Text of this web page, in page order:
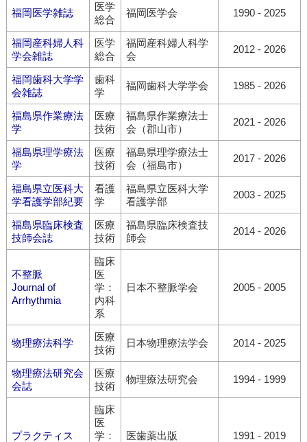
福岡医学雑誌
医学
総合
福岡医学会 1990 - 2025
福岡産科婦人科
学会雑誌
医学
総合
福岡産科婦人科学
会
2012 - 2026
福岡歯科大学学
会雑誌
歯科
学
福岡歯科大学学会 1985 - 2026
福島県作業療法
学
医療
技術
福島県作業療法士
会（郡山市）
2021 - 2026
福島県理学療法
学
医療
技術
福島県理学療法士
会（福島市）
2017 - 2026
福島県立医科大
学看護学部紀要
看護
学
福島県立医科大学
看護学部
2003 - 2025
福島県臨床検査
技師会誌
医療
技術
福島県臨床検査技
師会
2014 - 2026
不整脈
Journal of
Arrhythmia
臨床
医
学：
内科
系
日本不整脈学会 2005 - 2005
物理療法科学
医療
技術
日本物理療法学会 2014 - 2025
物理療法研究会
会誌
医療
技術
物理療法研究会 1994 - 1999
プラクティス
臨床
医
学：
医歯薬出版 1991 - 2019